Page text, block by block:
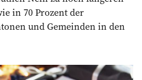
in 70 Prozent der
und Gemeinden in den